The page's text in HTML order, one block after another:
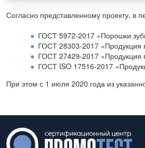
Согласно представленному проекту, в
ГОСТ 5972-2017 «Порошки
ГОСТ 28303-2017 «Продукция
ГОСТ 27429-2017 «Продукция
ГОСТ ISO 17516-2017
При этом с 1 июля 2020 года из